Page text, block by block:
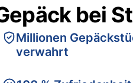
bei
Millionen
verwahrt